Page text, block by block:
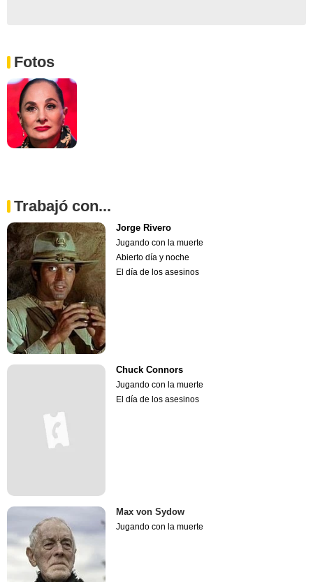
Fotos
Trabajó con...
Jorge Rivero
Jugando con la muerte
Abierto día y noche
El día de los asesinos
Chuck Connors
Jugando con la muerte
El día de los asesinos
Max von Sydow
Jugando con la muerte